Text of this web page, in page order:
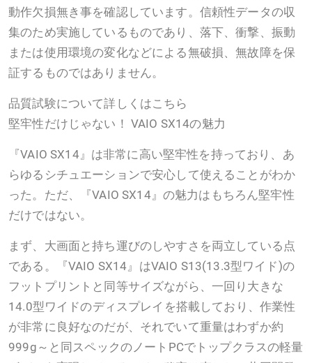
動作欠損無き事を確認しています。信頼性データの収
集のため実施しているものであり、落下、衝撃、振動
または使用環境の変化などによる無破損、無故障を保
証するものではありません。
品質試験について詳しくはこちら
堅牢性だけじゃない！ VAIO SX14の魅力
『VAIO SX14』は非常に高い堅牢性を持っており、あ
らゆるシチュエーションで安心して使えることがわか
った。ただ、『VAIO SX14』の魅力はもちろん堅牢性
だけではない。
まず、大画面と持ち運びのしやすさを両立している点
である。『VAIO SX14』はVAIO S13(13.3型ワイド)の
フットプリントと同等サイズながら、一回り大きな
14.0型ワイドのディスプレイを搭載しており、作業性
が非常に良好なのだが、それでいて重量はわずか約
999g～と同スペックのノートPCでトップクラスの軽量